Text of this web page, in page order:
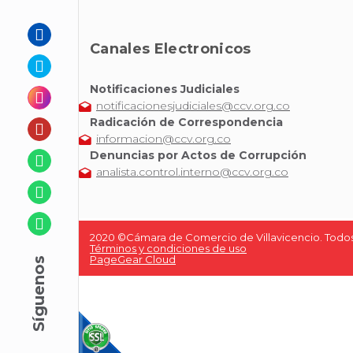
Canales Electronicos
Notificaciones Judiciales
notificacionesjudiciales@ccv.org.co
Radicación de Correspondencia
informacion@ccv.org.co
Denuncias por Actos de Corrupción
analista.control.interno@ccv.org.co
2020 ©Cámara de Comercio de Villavicencio.
Términos y condiciones de uso
PageGear Cloud